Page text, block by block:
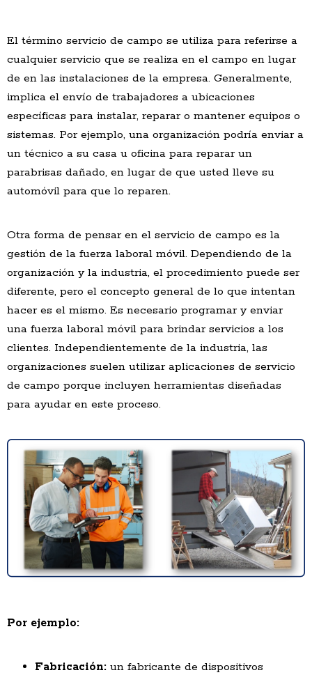
El término servicio de campo se utiliza para referirse a
cualquier servicio que se realiza en el campo en lugar
de en las instalaciones de la empresa. Generalmente,
implica el envío de trabajadores a ubicaciones
específicas para instalar, reparar o mantener equipos o
sistemas. Por ejemplo, una organización podría enviar a
un técnico a su casa u oficina para reparar un
parabrisas dañado, en lugar de que usted lleve su
automóvil para que lo reparen.
Otra forma de pensar en el servicio de campo es la
gestión de la fuerza laboral móvil. Dependiendo de la
organización y la industria, el procedimiento puede ser
diferente, pero el concepto general de lo que intentan
hacer es el mismo. Es necesario programar y enviar
una fuerza laboral móvil para brindar servicios a los
clientes. Independientemente de la industria, las
organizaciones suelen utilizar aplicaciones de servicio
de campo porque incluyen herramientas diseñadas
para ayudar en este proceso.
Por ejemplo:
Fabricación: un fabricante de dispositivos